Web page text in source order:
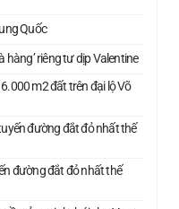
Quốc
hàng’ riêng tư dịp Valentine
m2 đất trên đại lộ Võ
đường đắt đỏ nhất thế
đường đắt đỏ nhất thế